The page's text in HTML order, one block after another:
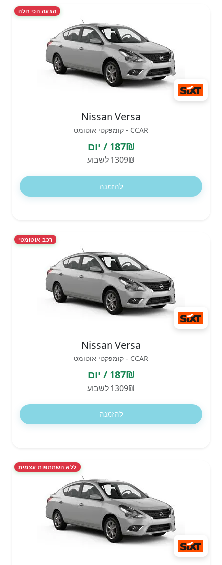
הצעה הכי זולה
Nissan Versa
CCAR - קומפקטי אוטומט
187₪ / יום
1309₪ לשבוע
להזמנה
רכב אוטומטי
Nissan Versa
CCAR - קומפקטי אוטומט
187₪ / יום
1309₪ לשבוע
להזמנה
ללא השתתפות עצמית